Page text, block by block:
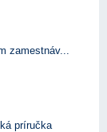
zamestnáv...
príručka